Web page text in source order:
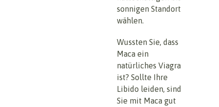
sonnigen Standort
wählen.
Wussten Sie, dass
Maca ein
natürliches Viagra
ist? Sollte Ihre
Libido leiden, sind
Sie mit Maca gut